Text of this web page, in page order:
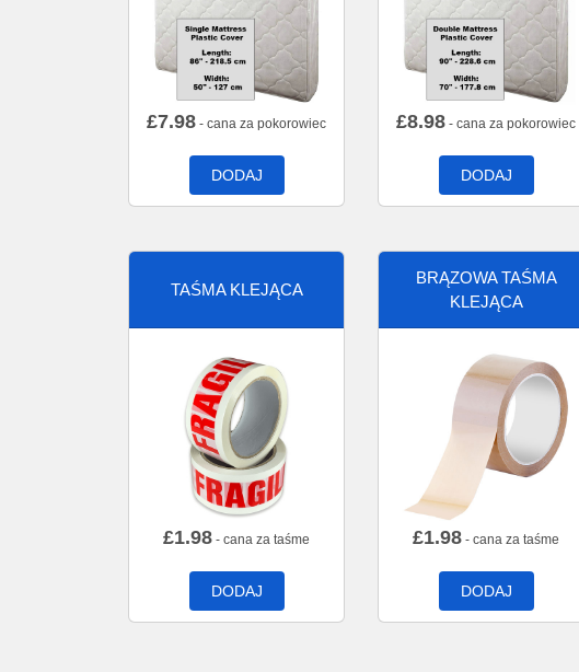
£7.98 - cana za pokorowiec
DODAJ
£8.98 - cana za pokorowiec
DODAJ
TAŚMA KLEJĄCA
£1.98 - cana za taśme
DODAJ
BRĄZOWA TAŚMA
KLEJĄCA
£1.98 - cana za taśme
DODAJ